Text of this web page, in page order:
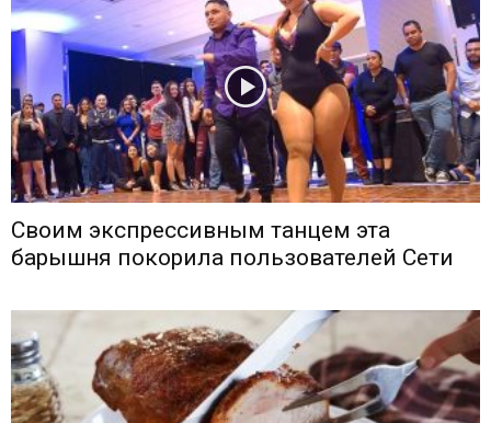
Своим экспрессивным танцем эта
барышня покорила пользователей Сети